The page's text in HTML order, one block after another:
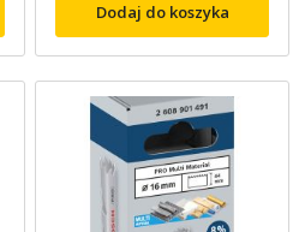
Dodaj do koszyka